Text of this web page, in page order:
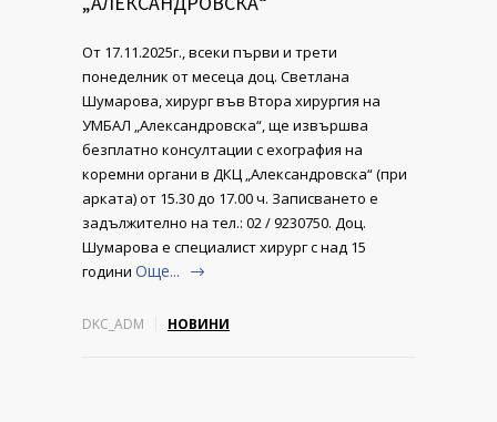
От 17.11.2025г., всеки първи и трети
понеделник от месеца доц. Светлана
Шумарова, хирург във Втора хирургия на
УМБАЛ „Александровска“, ще извършва
безплатно консултации с ехография на
коремни органи в ДКЦ „Александровска“ (при
арката) от 15.30 до 17.00 ч. Записването е
задължително на тел.: 02 / 9230750. Доц.
Шумарова е специалист хирург с над 15
години Още...
DKC_ADM НОВИНИ